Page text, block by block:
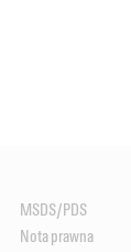
MSDS/PDS
Nota prawna